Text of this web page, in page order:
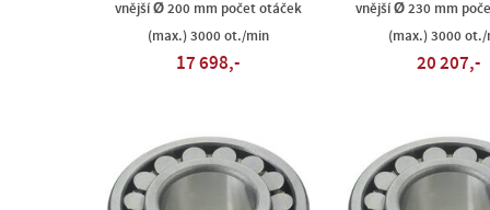
vnější Ø 200 mm počet otáček
(max.) 3000 ot./min
17 698,-
vnější Ø 230 mm
(max.) 3000 ot./
20 207,-